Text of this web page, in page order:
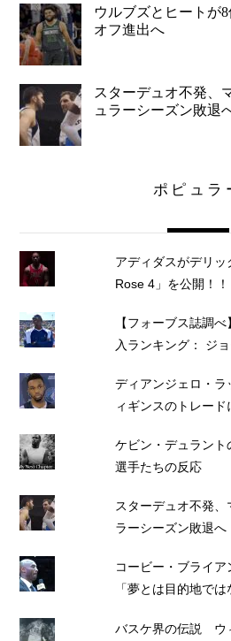
ウルブズとヒートが
オフ進出へ
スターデュオ不発、
ュラーシーズン敗退
ポピュラ
アディダスがデリ
Rose 4」を公開！！
【フォーブス誌調
入ランキング： ジ
ディアンジェロ・ラ
ィギンスのトレード
ケビン・デュラント
選手たちの反応
スターデュオ不発、
ラーシーズン敗退へ
コービー・ブライ
「夢とは目的地では
バスケ界の伝説 ウ